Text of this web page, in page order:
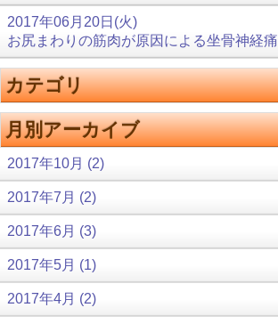
2017年06月20日(火)
お尻まわりの筋肉が原因による坐骨神経痛
カテゴリ
月別アーカイブ
2017年10月 (2)
2017年7月 (2)
2017年6月 (3)
2017年5月 (1)
2017年4月 (2)